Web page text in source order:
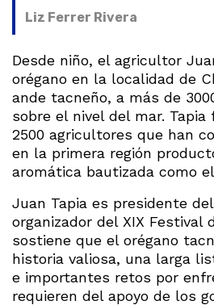
Liz Ferrer Rivera
Desde niño, el agricultor
orégano en la localidad de
ande tacneño, a más de
sobre el nivel del mar.
2500 agricultores que han
en la primera región
aromática bautizada como el
Juan Tapia es presidente
organizador del XIX Festival
sostiene que el orégano
historia valiosa, una larga
e importantes retos por
requieren del apoyo de los